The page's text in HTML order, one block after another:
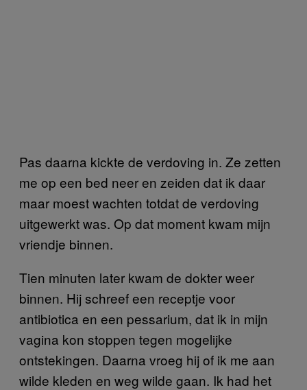
Pas daarna kickte de verdoving in. Ze zetten
me op een bed neer en zeiden dat ik daar
maar moest wachten totdat de verdoving
uitgewerkt was. Op dat moment kwam mijn
vriendje binnen.
Tien minuten later kwam de dokter weer
binnen. Hij schreef een receptje voor
antibiotica en een pessarium, dat ik in mijn
vagina kon stoppen tegen mogelijke
ontstekingen. Daarna vroeg hij of ik me aan
wilde kleden en weg wilde gaan. Ik had het